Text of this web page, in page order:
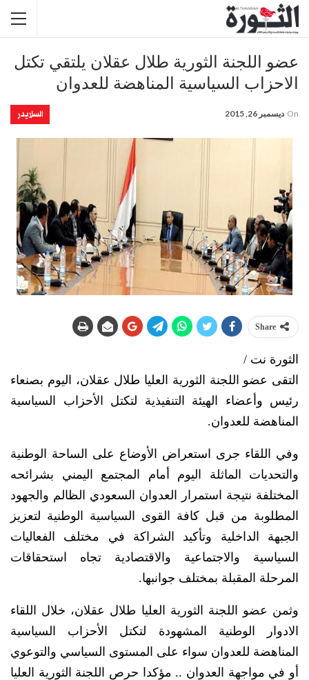
عضو اللجنة الثورية طلال عقلان يلتقي تكتل
الاحزاب السياسية المناهضة للعدوان
السلايدر On ديسمبر 26, 2015
Share
الثورة نت /
التقى عضو اللجنة الثورية العليا طلال عقلان، اليوم بصنعاء
رئيس وأعضاء الهيئة التنفيذية لتكتل الأحزاب السياسية
المناهضة للعدوان.
وفي اللقاء جرى استعراض الأوضاع على الساحة الوطنية
والتحديات الماثلة اليوم أمام المجتمع اليمني بشرائحه
المختلفة نتيجة استمرار العدوان السعودي الظالم والجهود
المطلوبة من قبل كافة القوى السياسية الوطنية لتعزيز
الجبهة الداخلية وتأكيد الشراكة في مختلف الفعاليات
السياسية والاجتماعية والاقتصادية تجاه استحقاقات
المرحلة المقبلة بمختلف جوانبها.
وثمن عضو اللجنة الثورية العليا طلال عقلان، خلال اللقاء
الادوار الوطنية المشهودة لتكتل الأحزاب السياسية
المناهضة للعدوان سواء على المستوى السياسي والتوعوي
أو في مواجهة العدوان .. مؤكدا حرص اللجنة الثورية العليا